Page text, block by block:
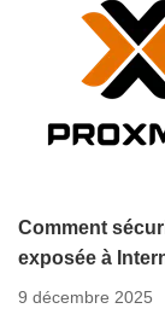
Comment
exposée à
9 décembre 2025